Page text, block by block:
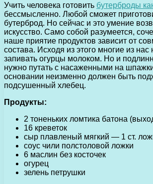
Учить человека готовить бутерброды
бессмысленно. Любой сможет
бутерброд. Но сейчас и это умение
искусство. Само собой разумеется,
наше приятие продуктов зависит от
состава. Исходя из этого многие из нас
запивать огурцы молоком. Но и
нужно путать с насаженными на
основании неизменно должен быть
подсушенный хлебец.
Продукты:
2 тоненьких ломтика батона
16 креветок
сыр плавленый мягкий — 1 ст.
соус чили полстоловой ложки
6 маслин без косточек
огурец
зелень петрушки